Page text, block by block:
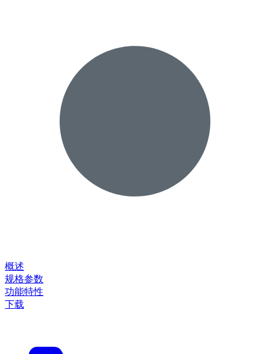
概述
规格参数
功能特性
下载